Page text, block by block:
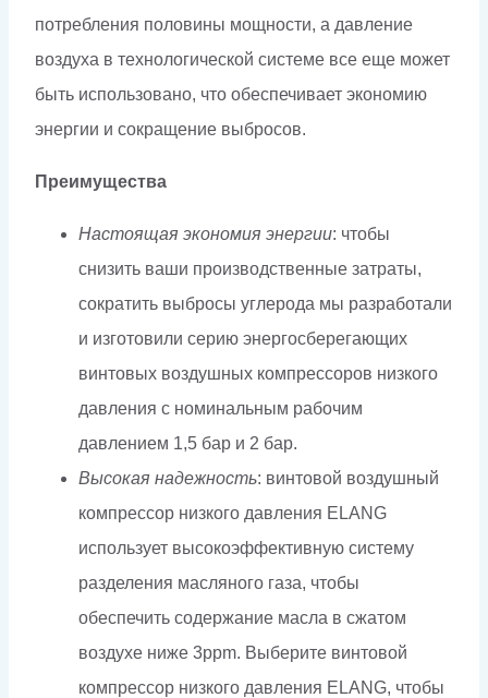
потребления половины мощности, а давление
воздуха в технологической системе все еще может
быть использовано, что обеспечивает экономию
энергии и сокращение выбросов.
Преимущества
Настоящая экономия энергии: чтобы
снизить ваши производственные затраты,
сократить выбросы углерода мы разработали
и изготовили серию энергосберегающих
винтовых воздушных компрессоров низкого
давления с номинальным рабочим
давлением 1,5 бар и 2 бар.
Высокая надежность: винтовой воздушный
компрессор низкого давления ELANG
использует высокоэффективную систему
разделения масляного газа, чтобы
обеспечить содержание масла в сжатом
воздухе ниже 3ppm. Выберите винтовой
компрессор низкого давления ELANG, чтобы